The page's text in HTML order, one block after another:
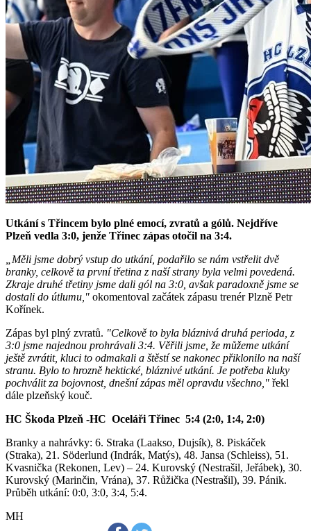
Utkání s Třincem bylo plné emocí, zvratů a gólů. Nejdříve
Plzeň vedla 3:0, jenže Třinec zápas otočil na 3:4.
„Měli jsme dobrý vstup do utkání, podařilo se nám vstřelit dvě
branky, celkově ta první třetina z naší strany byla velmi povedená.
Zkraje druhé třetiny jsme dali gól na 3:0, avšak paradoxně jsme se
dostali do útlumu," okomentoval začátek zápasu trenér Plzně Petr
Kořínek.
Zápas byl plný zvratů. "Celkově to byla bláznivá druhá perioda, z
3:0 jsme najednou prohrávali 3:4. Věřili jsme, že můžeme utkání
ještě zvrátit, kluci to odmakali a štěstí se nakonec přiklonilo na naší
stranu. Bylo to hrozně hektické, bláznivé utkání. Je potřeba kluky
pochválit za bojovnost, dnešní zápas měl opravdu všechno," řekl
dále plzeňský kouč.
HC Škoda Plzeň -HC Oceláři Třinec 5:4 (2:0, 1:4, 2:0)
Branky a nahrávky: 6. Straka (Laakso, Dujsík), 8. Piskáček
(Straka), 21. Söderlund (Indrák, Matýs), 48. Jansa (Schleiss), 51.
Kvasnička (Rekonen, Lev) – 24. Kurovský (Nestrašil, Jeřábek), 30.
Kurovský (Marinčin, Vrána), 37. Růžička (Nestrašil), 39. Pánik.
Průběh utkání: 0:0, 3:0, 3:4, 5:4.
MH